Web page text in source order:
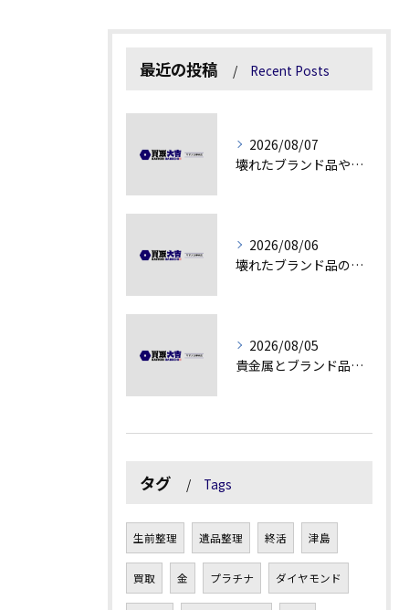
最近の投稿 Recent Posts
2026/08/07
壊れたブランド品や古物の価値を見極める秘訣
2026/08/06
壊れたブランド品の価値を見極める技術とは
2026/08/05
貴金属とブランド品の価値変動を見極める方法
タグ Tags
生前整理 遺品整理 終活 津島
買取 金 プラチナ ダイヤモンド